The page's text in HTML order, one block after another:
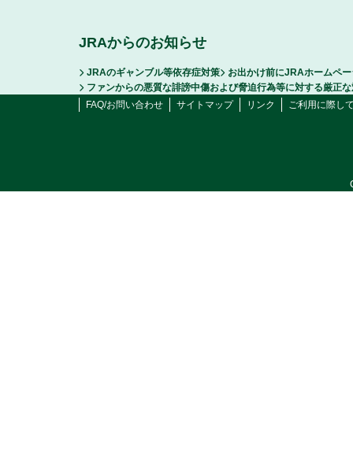
JRAからのお知らせ
JRAのギャンブル等依存症対策
お出かけ前にJRAホームペ
ファンからの悪質な誹謗中傷および脅迫行為等に対する厳正
FAQ/お問い合わせ
サイトマップ リンク ご利用に際し